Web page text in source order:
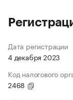
Дата регистрации
4 декабря 2023
Код налогового
2468